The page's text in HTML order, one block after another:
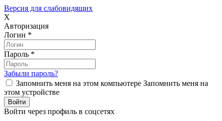
Версия для слабовидящих
X
Авторизация
Логин *
Пароль *
Забыли пароль?
Запомнить меня на этом компьютере Запомнить меня на
этом устройстве
Войти через профиль в соцсетях